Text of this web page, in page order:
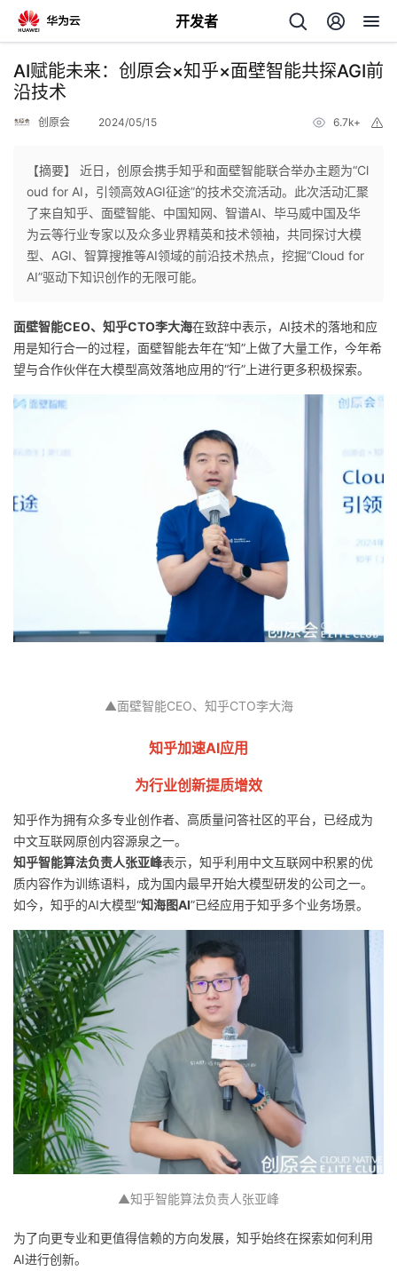
开发者
返
回
个
人
页
我
开
的
我
坛
圈
的
我
注
开
发
者
学
堂
我
的
课
程
我
的
认
我
的
验
我
收
的
Programs
我
的
支
持
我
的
技
术
支
我
的
云
声
议
AI赋能未来：创原会×知乎×面壁智能共探AGI前
沿技术
创原会 2024/05/15 6.7k+
【摘要】 近日，创原会携手知乎和面壁智能联合举办主题为“Cl
oud for AI，引领高效AGI征途”的技术交流活动。此次活动汇聚
了来自知乎、面壁智能、中国知网、智谱AI、毕马威中国及华
为云等行业专家以及众多业界精英和技术领袖，共同探讨大模
型、AGI、智算搜推等AI领域的前沿技术热点，挖掘“Cloud for
AI”驱动下知识创作的无限可能。
面壁智能CEO、知乎CTO李大海在致辞中表示，AI技术的落地和应
用是知行合一的过程，面壁智能去年在“知”上做了大量工作，今年希
望与合作伙伴在大模型高效落地应用的“行”上进行更多积极探索。
▲面壁智能CEO、知乎CTO李大海
知乎加速AI应用
为行业创新提质增效
知乎作为拥有众多专业创作者、高质量问答社区的平台，已经成为
中文互联网原创内容源泉之一。
知乎智能算法负责人张亚峰表示，知乎利用中文互联网中积累的优
质内容作为训练语料，成为国内最早开始大模型研发的公司之一。
如今，知乎的AI大模型“知海图AI”已经应用于知乎多个业务场景。
▲知乎智能算法负责人张亚峰
为了向更专业和更值得信赖的方向发展，知乎始终在探索如何利用
AI进行创新。